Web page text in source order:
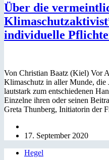
Über die
individuelle
Von Christian Baatz (Kiel) Vor
Klimaschutz in aller Munde, die
lautstark zum entschiedenen
Einzelne ihren oder seinen
Greta Thunberg, Initiatorin der
17. September 2020
Hegel